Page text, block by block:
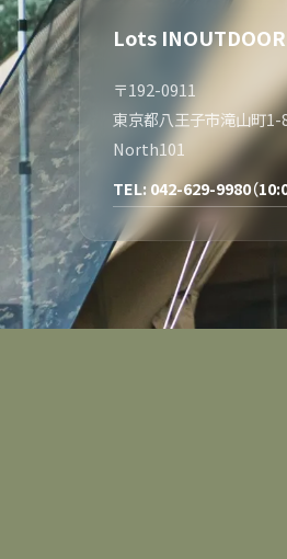
Lots
〒192-0911
東京都八王子市滝山町
North101
TEL: 042-629-9980（